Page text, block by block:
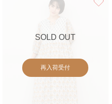
SOLD OUT
再入荷受付